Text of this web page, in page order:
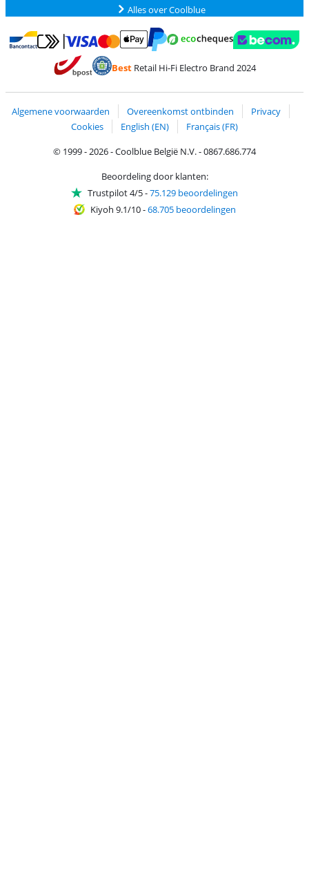
Alles over Coolblue
Betalen met Bancontact
Betalen met MasterCard en Visa via ClickToPay
BestRetail Hi-Fi Electro Brand 2024
Algemene voorwaarden Overeenkomst ontbinden
Privacy
Cookies
English (EN)
Français (FR)
© 1999 - 2026 - Coolblue België N.V. - 0867.686.774
Beoordeling door klanten:
Trustpilot 4/5-75.129 beoordelingen
Kiyoh 9.1/10-68.705 beoordelingen